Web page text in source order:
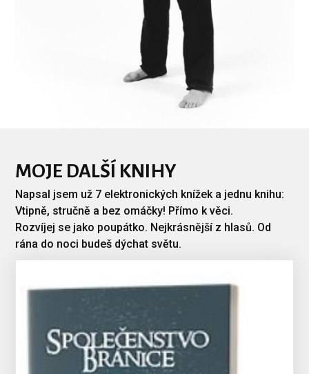
MOJE DALŠÍ KNIHY
Napsal jsem už 7 elektronických knížek a jednu knihu:
Vtipně, stručně a bez omáčky! Přímo k věci.
Rozvíjej se jako poupátko. Nejkrásnější z hlasů. Od
rána do noci budeš dýchat světu.